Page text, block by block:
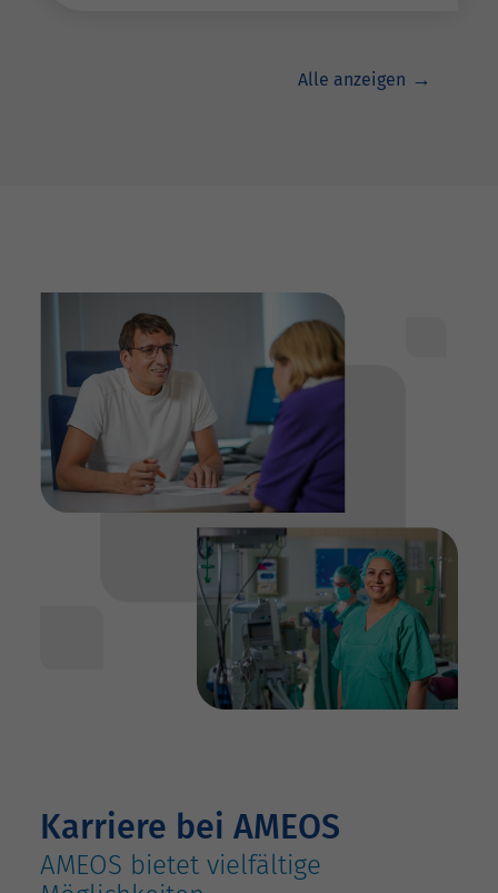
Alle anzeigen
Karriere bei AMEOS
AMEOS bietet vielfältige